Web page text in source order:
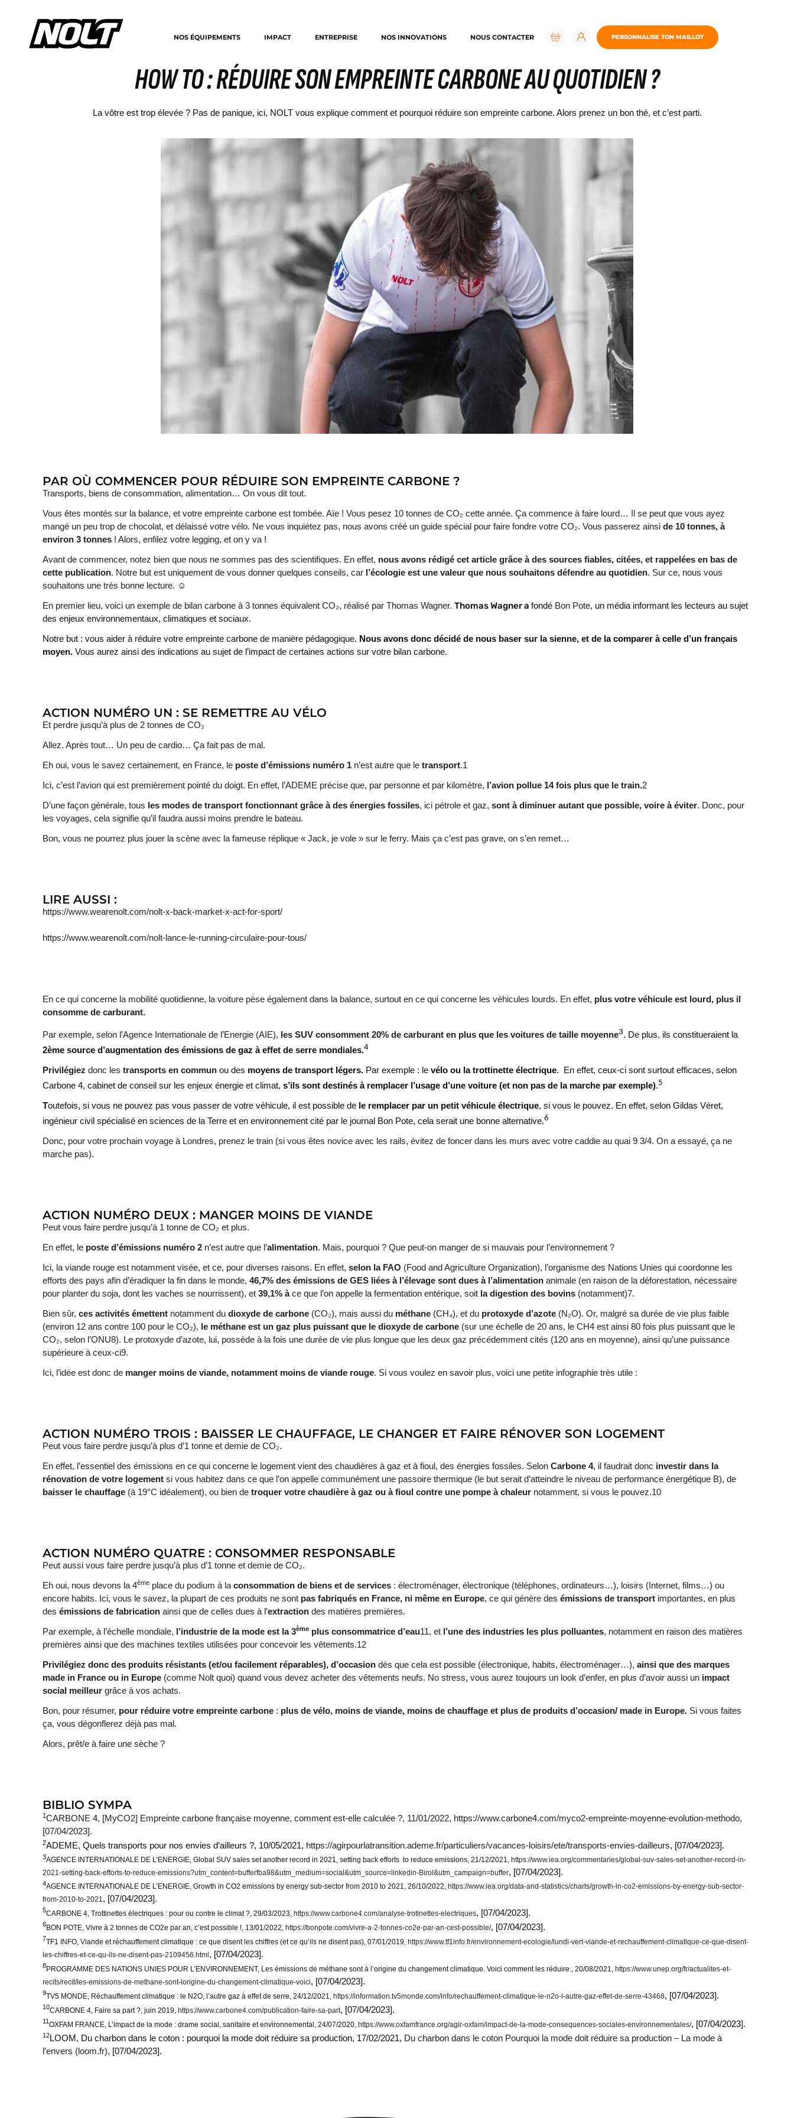
NOS ÉQUIPEMENTS IMPACT ENTREPRISE NOS INNOVATIONS NOUS CONTACTER PERSONNALISE TON MAILLOT
HOW TO : RÉDUIRE SON EMPREINTE CARBONE AU QUOTIDIEN ?
La vôtre est trop élevée ? Pas de panique, ici, NOLT vous explique comment et pourquoi réduire son empreinte carbone. Alors prenez un bon thé, et c’est parti.
PAR OÙ COMMENCER POUR RÉDUIRE SON EMPREINTE CARBONE ?
Transports, biens de consommation, alimentation… On vous dit tout.
Vous êtes montés sur la balance, et votre empreinte carbone est tombée. Aïe ! Vous pesez 10 tonnes de CO₂ cette année. Ça commence à faire lourd… Il se peut que vous ayez
mangé un peu trop de chocolat, et délaissé votre vélo. Ne vous inquiétez pas, nous avons créé un guide spécial pour faire fondre votre CO₂. Vous passerez ainsi de 10 tonnes, à
environ 3 tonnes ! Alors, enfilez votre legging, et on y va !
Avant de commencer, notez bien que nous ne sommes pas des scientifiques. En effet, nous avons rédigé cet article grâce à des sources fiables, citées, et rappelées en bas de
cette publication. Notre but est uniquement de vous donner quelques conseils, car l’écologie est une valeur que nous souhaitons défendre au quotidien. Sur ce, nous vous
souhaitons une très bonne lecture. ☺
En premier lieu, voici un exemple de bilan carbone à 3 tonnes équivalent CO₂, réalisé par Thomas Wagner. Thomas Wagner a fondé Bon Pote, un média informant les lecteurs au sujet
des enjeux environnementaux, climatiques et sociaux.
Notre but : vous aider à réduire votre empreinte carbone de manière pédagogique. Nous avons donc décidé de nous baser sur la sienne, et de la comparer à celle d’un français
moyen. Vous aurez ainsi des indications au sujet de l’impact de certaines actions sur votre bilan carbone.
ACTION NUMÉRO UN : SE REMETTRE AU VÉLO
Et perdre jusqu’à plus de 2 tonnes de CO₂
Allez. Après tout… Un peu de cardio… Ça fait pas de mal.
Eh oui, vous le savez certainement, en France, le poste d’émissions numéro 1 n’est autre que le transport.1
Ici, c’est l’avion qui est premièrement pointé du doigt. En effet, l’ADEME précise que, par personne et par kilomètre, l’avion pollue 14 fois plus que le train.2
D’une façon générale, tous les modes de transport fonctionnant grâce à des énergies fossiles, ici pétrole et gaz, sont à diminuer autant que possible, voire à éviter. Donc, pour
les voyages, cela signifie qu’il faudra aussi moins prendre le bateau.
Bon, vous ne pourrez plus jouer la scène avec la fameuse réplique « Jack, je vole » sur le ferry. Mais ça c’est pas grave, on s’en remet…
LIRE AUSSI :
https://www.wearenolt.com/nolt-x-back-market-x-act-for-sport/
https://www.wearenolt.com/nolt-lance-le-running-circulaire-pour-tous/
En ce qui concerne la mobilité quotidienne, la voiture pèse également dans la balance, surtout en ce qui concerne les véhicules lourds. En effet, plus votre véhicule est lourd, plus il
consomme de carburant.
Par exemple, selon l’Agence Internationale de l’Energie (AIE), les SUV consomment 20% de carburant en plus que les voitures de taille moyenne3. De plus, ils constitueraient la
2ème source d’augmentation des émissions de gaz à effet de serre mondiales.4
Privilégiez donc les transports en commun ou des moyens de transport légers. Par exemple : le vélo ou la trottinette électrique. En effet, ceux-ci sont surtout efficaces, selon
Carbone 4, cabinet de conseil sur les enjeux énergie et climat, s’ils sont destinés à remplacer l’usage d’une voiture (et non pas de la marche par exemple).5
Toutefois, si vous ne pouvez pas vous passer de votre véhicule, il est possible de le remplacer par un petit véhicule électrique, si vous le pouvez. En effet, selon Gildas Véret,
ingénieur civil spécialisé en sciences de la Terre et en environnement cité par le journal Bon Pote, cela serait une bonne alternative.6
Donc, pour votre prochain voyage à Londres, prenez le train (si vous êtes novice avec les rails, évitez de foncer dans les murs avec votre caddie au quai 9 3/4. On a essayé, ça ne
marche pas).
ACTION NUMÉRO DEUX : MANGER MOINS DE VIANDE
Peut vous faire perdre jusqu’à 1 tonne de CO₂ et plus.
En effet, le poste d’émissions numéro 2 n’est autre que l’alimentation. Mais, pourquoi ? Que peut-on manger de si mauvais pour l’environnement ?
Ici, la viande rouge est notamment visée, et ce, pour diverses raisons. En effet, selon la FAO (Food and Agriculture Organization), l’organisme des Nations Unies qui coordonne les
efforts des pays afin d’éradiquer la fin dans le monde, 46,7% des émissions de GES liées à l’élevage sont dues à l’alimentation animale (en raison de la déforestation, nécessaire
pour planter du soja, dont les vaches se nourrissent), et 39,1% àce que l’on appelle la fermentation entérique, soit la digestion des bovins (notamment)7.
Bien sûr, ces activités émettent notamment du dioxyde de carbone (CO₂), mais aussi du méthane (CH₄), et du protoxyde d’azote (N₂O). Or, malgré sa durée de vie plus faible
(environ 12 ans contre 100 pour le CO₂), le méthane est un gaz plus puissant que le dioxyde de carbone (sur une échelle de 20 ans, le CH4 est ainsi 80 fois plus puissant que le
CO₂, selon l’ONU8). Le protoxyde d’azote, lui, possède à la fois une durée de vie plus longue que les deux gaz précédemment cités (120 ans en moyenne), ainsi qu’une puissance
supérieure à ceux-ci9.
Ici, l’idée est donc de manger moins de viande, notamment moins de viande rouge. Si vous voulez en savoir plus, voici une petite infographie très utile :
ACTION NUMÉRO TROIS : BAISSER LE CHAUFFAGE, LE CHANGER ET FAIRE RÉNOVER SON LOGEMENT
Peut vous faire perdre jusqu’à plus d’1 tonne et demie de CO₂.
En effet, l’essentiel des émissions en ce qui concerne le logement vient des chaudières à gaz et à fioul, des énergies fossiles. Selon Carbone 4, il faudrait donc investir dans la
rénovation de votre logement si vous habitez dans ce que l’on appelle communément une passoire thermique (le but serait d’atteindre le niveau de performance énergétique B), de
baisser le chauffage (à 19°C idéalement), ou bien de troquer votre chaudière à gaz ou à fioul contre une pompe à chaleur notamment, si vous le pouvez.10
ACTION NUMÉRO QUATRE : CONSOMMER RESPONSABLE
Peut aussi vous faire perdre jusqu’à plus d’1 tonne et demie de CO₂.
Eh oui, nous devons la 4ème place du podium à la consommation de biens et de services : électroménager, électronique (téléphones, ordinateurs…), loisirs (Internet, films…) ou
encore habits. Ici, vous le savez, la plupart de ces produits ne sont pas fabriqués en France, ni même en Europe, ce qui génère des émissions de transport importantes, en plus
des émissions de fabrication ainsi que de celles dues à l’extraction des matières premières.
Par exemple, à l’échelle mondiale, l’industrie de la mode est la 3ème plus consommatrice d’eau11, et l’une des industries les plus polluantes, notamment en raison des matières
premières ainsi que des machines textiles utilisées pour concevoir les vêtements.12
Privilégiez donc des produits résistants (et/ou facilement réparables), d’occasion dès que cela est possible (électronique, habits, électroménager…), ainsi que des marques
made in France ou in Europe (comme Nolt quoi) quand vous devez acheter des vêtements neufs. No stress, vous aurez toujours un look d’enfer, en plus d’avoir aussi un impact
social meilleur grâce à vos achats.
Bon, pour résumer, pour réduire votre empreinte carbone : plus de vélo, moins de viande, moins de chauffage et plus de produits d’occasion/ made in Europe. Si vous faites
ça, vous dégonflerez déjà pas mal.
Alors, prêt/e à faire une sèche ?
BIBLIO SYMPA
1CARBONE 4, [MyCO2] Empreinte carbone française moyenne, comment est-elle calculée ?, 11/01/2022, https://www.carbone4.com/myco2-empreinte-moyenne-evolution-methodo,
[07/04/2023].
2ADEME, Quels transports pour nos envies d’ailleurs ?, 10/05/2021, https://agirpourlatransition.ademe.fr/particuliers/vacances-loisirs/ete/transports-envies-dailleurs, [07/04/2023].
3AGENCE INTERNATIONALE DE L’ENERGIE, Global SUV sales set another record in 2021, setting back efforts to reduce emissions, 21/12/2021, https://www.iea.org/commentaries/global-suv-sales-set-another-record-in-
2021-setting-back-efforts-to-reduce-emissions?utm_content=bufferfba98&utm_medium=social&utm_source=linkedin-Birol&utm_campaign=buffer, [07/04/2023].
4AGENCE INTERNATIONALE DE L’ENERGIE, Growth in CO2 emissions by energy sub-sector from 2010 to 2021, 26/10/2022, https://www.iea.org/data-and-statistics/charts/growth-in-co2-emissions-by-energy-sub-sector-
from-2010-to-2021, [07/04/2023].
5CARBONE 4, Trottinettes électriques : pour ou contre le climat ?, 29/03/2023, https://www.carbone4.com/analyse-trotinettes-electriques, [07/04/2023].
6BON POTE, Vivre à 2 tonnes de CO2e par an, c’est possible !, 13/01/2022, https://bonpote.com/vivre-a-2-tonnes-co2e-par-an-cest-possible/, [07/04/2023].
7TF1 INFO, Viande et réchauffement climatique : ce que disent les chiffres (et ce qu’ils ne disent pas), 07/01/2019, https://www.tf1info.fr/environnement-ecologie/lundi-vert-viande-et-rechauffement-climatique-ce-que-disent-
les-chiffres-et-ce-qu-ils-ne-disent-pas-2109456.html , [07/04/2023].
8PROGRAMME DES NATIONS UNIES POUR L’ENVIRONNEMENT, Les émissions de méthane sont à l’origine du changement climatique. Voici comment les réduire., 20/08/2021, https://www.unep.org/fr/actualites-et-
recits/recit/les-emissions-de-methane-sont-lorigine-du-changement-climatique-voici, [07/04/2023].
9TV5 MONDE, Réchauffement climatique : le N2O, l’autre gaz à effet de serre, 24/12/2021, https://information.tv5monde.com/info/rechauffement-climatique-le-n2o-l-autre-gaz-effet-de-serre-43468, [07/04/2023].
10CARBONE 4, Faire sa part ?, juin 2019, https://www.carbone4.com/publication-faire-sa-part, [07/04/2023].
11OXFAM FRANCE, L’impact de la mode : drame social, sanitaire et environnemental, 24/07/2020, https://www.oxfamfrance.org/agir-oxfam/impact-de-la-mode-consequences-sociales-environnementales/, [07/04/2023].
12LOOM, Du charbon dans le coton : pourquoi la mode doit réduire sa production, 17/02/2021, Du charbon dans le coton Pourquoi la mode doit réduire sa production – La mode à
l’envers (loom.fr), [07/04/2023].